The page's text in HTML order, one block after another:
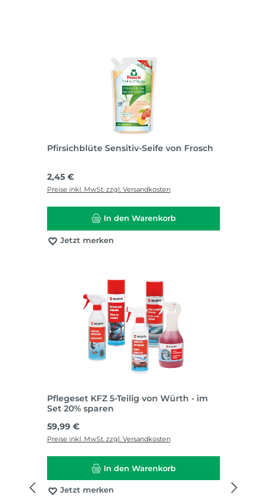
Pfirsichblüte Sensitiv-Seife von Frosch
Regulärer Preis:
2,45 €
Preise inkl. MwSt. zzgl. Versandkosten
In den Warenkorb
Jetzt merken
Pflegeset KFZ 5-Teilig von Würth - im
Set 20% sparen
Regulärer Preis:
59,99 €
Preise inkl. MwSt. zzgl. Versandkosten
In den Warenkorb
Jetzt merken